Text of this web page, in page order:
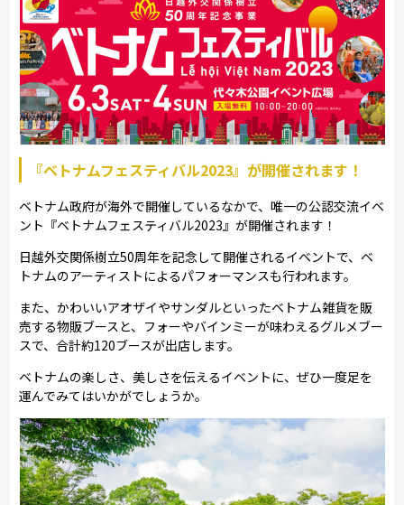
『ベトナムフェスティバル2023』が開催されます！
ベトナム政府が海外で開催しているなかで、唯一の公認交流イベ
ント『ベトナムフェスティバル2023』が開催されます！
日越外交関係樹立50周年を記念して開催されるイベントで、ベ
トナムのアーティストによるパフォーマンスも行われます。
また、かわいいアオザイやサンダルといったベトナム雑貨を販
売する物販ブースと、フォーやバインミーが味わえるグルメブー
スで、合計約120ブースが出店します。
ベトナムの楽しさ、美しさを伝えるイベントに、ぜひ一度足を
運んでみてはいかがでしょうか。